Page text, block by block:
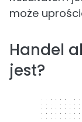
może
Handel
jest?
320 x 50